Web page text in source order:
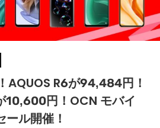
R6が94,484円！
10,600円！OCN モバイ
ール開催！